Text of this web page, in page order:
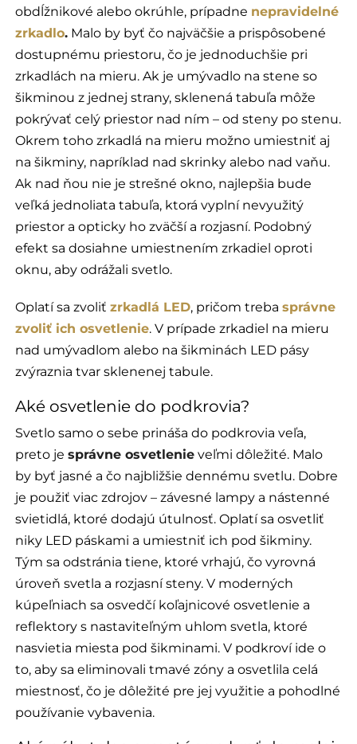
obdĺžnikové alebo okrúhle, prípadne nepravidelné
zrkadlo. Malo by byť čo najväčšie a prispôsobené
dostupnému priestoru, čo je jednoduchšie pri
zrkadlách na mieru. Ak je umývadlo na stene so
šikminou z jednej strany, sklenená tabuľa môže
pokrývať celý priestor nad ním – od steny po stenu.
Okrem toho zrkadlá na mieru možno umiestniť aj
na šikminy, napríklad nad skrinky alebo nad vaňu.
Ak nad ňou nie je strešné okno, najlepšia bude
veľká jednoliata tabuľa, ktorá vyplní nevyužitý
priestor a opticky ho zväčší a rozjasní. Podobný
efekt sa dosiahne umiestnením zrkadiel oproti
oknu, aby odrážali svetlo.
Oplatí sa zvoliťzrkadlá LED, pričom trebasprávne
zvoliť ich osvetlenie. V prípade zrkadiel na mieru
nad umývadlom alebo na šikminách LED pásy
zvýraznia tvar sklenenej tabule.
Aké osvetlenie do podkrovia?
Svetlo samo o sebe prináša do podkrovia veľa,
preto jesprávne osvetlenie veľmi dôležité. Malo
by byť jasné a čo najbližšie dennému svetlu. Dobre
je použiť viac zdrojov – závesné lampy a nástenné
svietidlá, ktoré dodajú útulnosť. Oplatí sa osvetliť
niky LED páskami a umiestniť ich pod šikminy.
Tým sa odstránia tiene, ktoré vrhajú, čo vyrovná
úroveň svetla a rozjasní steny. V moderných
kúpeľniach sa osvedčí koľajnicové osvetlenie a
reflektory s nastaviteľným uhlom svetla, ktoré
nasvietia miesta pod šikminami. V podkroví ide o
to, aby sa eliminovali tmavé zóny a osvetlila celá
miestnosť, čo je dôležité pre jej využitie a pohodlné
používanie vybavenia.